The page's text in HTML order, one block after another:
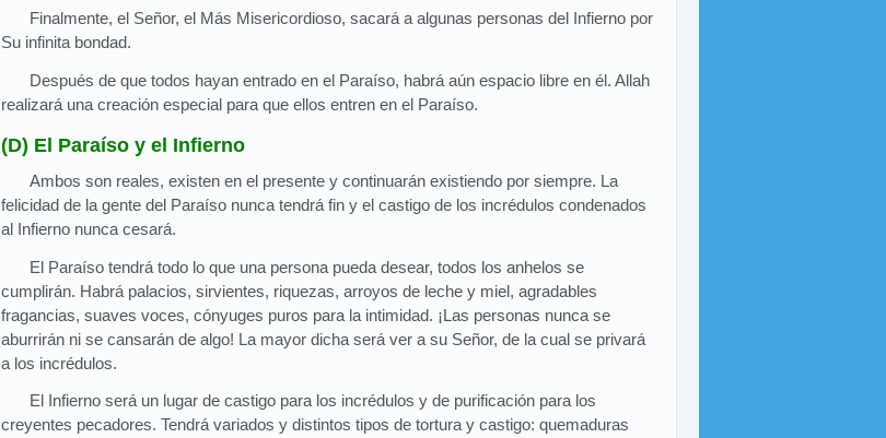
Finalmente, el Señor, el Más Misericordioso, sacará a algunas personas del Infierno por
Su infinita bondad.
Después de que todos hayan entrado en el Paraíso, habrá aún espacio libre en él. Allah
realizará una creación especial para que ellos entren en el Paraíso.
(D) El Paraíso y el Infierno
Ambos son reales, existen en el presente y continuarán existiendo por siempre. La
felicidad de la gente del Paraíso nunca tendrá fin y el castigo de los incrédulos condenados
al Infierno nunca cesará.
El Paraíso tendrá todo lo que una persona pueda desear, todos los anhelos se
cumplirán. Habrá palacios, sirvientes, riquezas, arroyos de leche y miel, agradables
fragancias, suaves voces, cónyuges puros para la intimidad. ¡Las personas nunca se
aburrirán ni se cansarán de algo! La mayor dicha será ver a su Señor, de la cual se privará
a los incrédulos.
El Infierno será un lugar de castigo para los incrédulos y de purificación para los
creyentes pecadores. Tendrá variados y distintos tipos de tortura y castigo: quemaduras